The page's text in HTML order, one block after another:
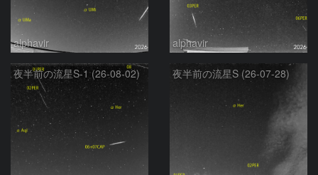
alphavir alphavir
夜半前の流星S-1 (26-08-02) 夜半前の流星S (26-07-28)